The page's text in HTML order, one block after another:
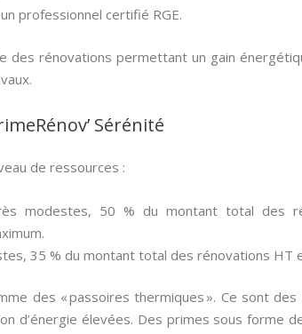
professionnel certifié RGE.
des rénovations permettant un gain
Sérénité
de ressources :
modestes, 50 % du montant total des
35 % du montant total des rénovations HT
des « passoires thermiques ». Ce sont
d’énergie élevées. Des primes sous forme